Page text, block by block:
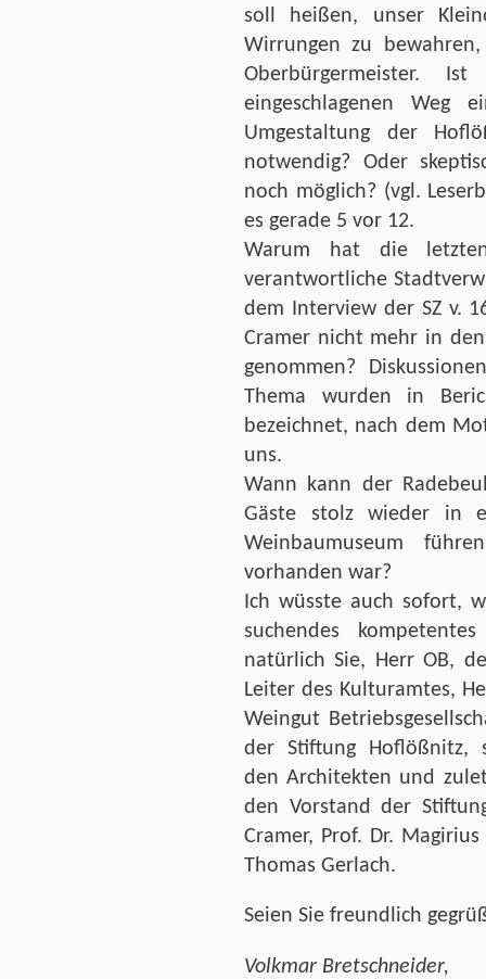
soll heißen, unser
Wirrungen zu
Oberbürgermeister.
eingeschlagenen Weg
Umgestaltung der
notwendig? Oder
noch möglich? (vgl.
es gerade 5 vor 12.
Warum hat die
verantwortliche
dem Interview der SZ v.
Cramer nicht mehr in
genommen?
Thema wurden in
bezeichnet, nach dem
uns.
Wann kann der
Gäste stolz wieder in
Weinbaumuseum
vorhanden war?
Ich wüsste auch sofort,
suchendes
natürlich Sie, Herr OB,
Leiter des Kulturamtes,
Weingut
der Stiftung Hoflößnitz,
den Architekten und
den Vorstand der
Cramer, Prof. Dr.
Thomas Gerlach.
Seien Sie freundlich
Volkmar Bretschneider,